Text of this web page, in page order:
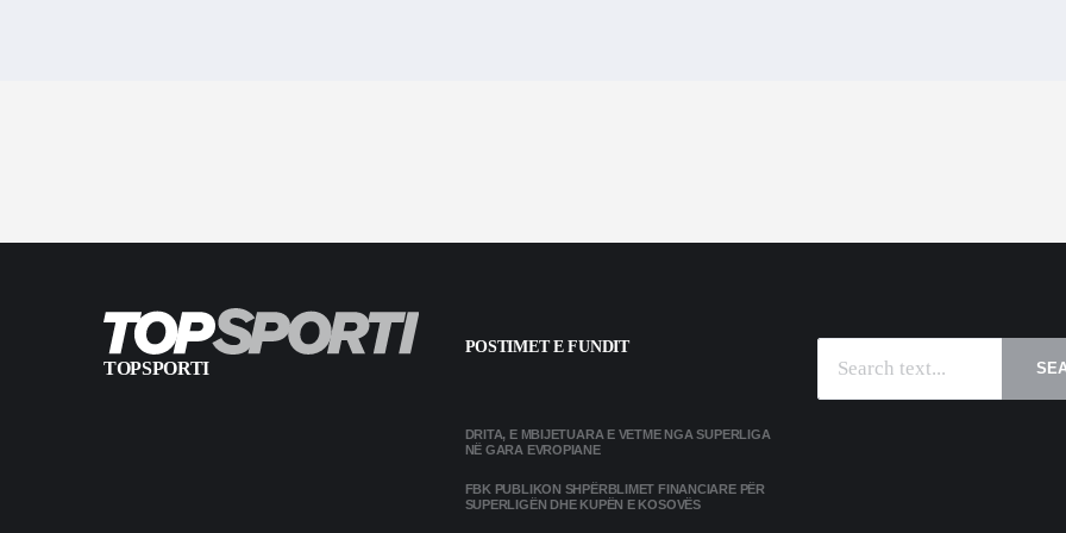
TOPSPORTI
POSTIMET E FUNDIT
DRITA, E MBIJETUARA E VETME NGA SUPERLIGA
NË GARA EVROPIANE
FBK PUBLIKON SHPËRBLIMET FINANCIARE PËR
SUPERLIGËN DHE KUPËN E KOSOVËS